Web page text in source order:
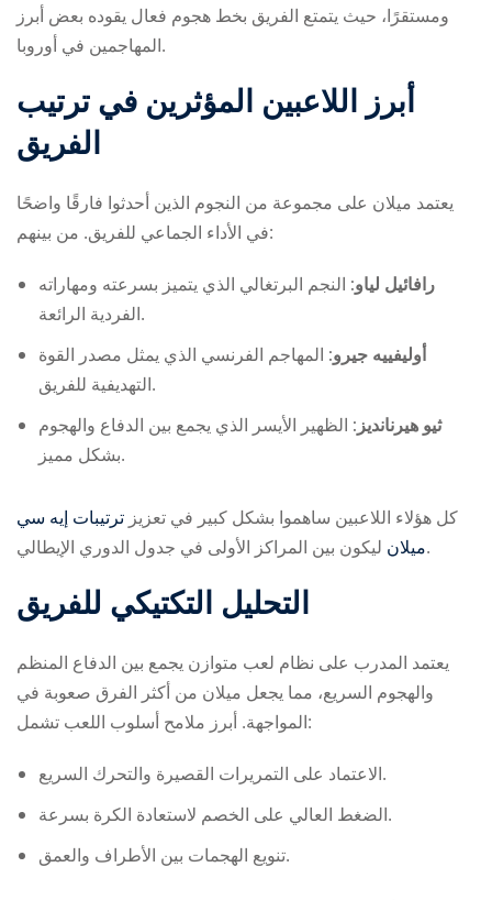
ومستقرًا، حيث يتمتع الفريق بخط هجوم فعال يقوده بعض أبرز
المهاجمين في أوروبا.
أبرز اللاعبين المؤثرين في ترتيب
الفريق
يعتمد ميلان على مجموعة من النجوم الذين أحدثوا فارقًا واضحًا
في الأداء الجماعي للفريق. من بينهم:
رافائيل لياو: النجم البرتغالي الذي يتميز بسرعته ومهاراته
الفردية الرائعة.
أوليفييه جيرو: المهاجم الفرنسي الذي يمثل مصدر القوة
التهديفية للفريق.
ثيو هيرنانديز: الظهير الأيسر الذي يجمع بين الدفاع والهجوم
بشكل مميز.
كل هؤلاء اللاعبين ساهموا بشكل كبير في تعزيز ترتيبات إيه سي
ميلانليكون بين المراكز الأولى في جدول الدوري الإيطالي.
التحليل التكتيكي للفريق
يعتمد المدرب على نظام لعب متوازن يجمع بين الدفاع المنظم
والهجوم السريع، مما يجعل ميلان من أكثر الفرق صعوبة في
المواجهة. أبرز ملامح أسلوب اللعب تشمل:
الاعتماد على التمريرات القصيرة والتحرك السريع.
الضغط العالي على الخصم لاستعادة الكرة بسرعة.
تنويع الهجمات بين الأطراف والعمق.